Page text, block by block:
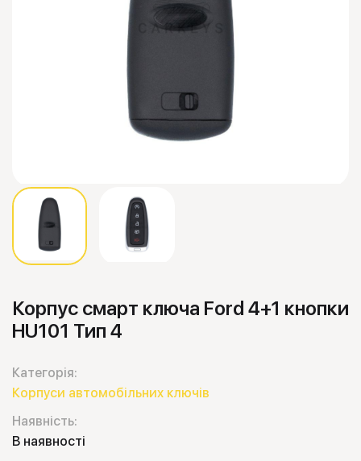
Корпус смарт ключа Ford 4+1 кнопки
HU101 Тип 4
Категорія:
Корпуси автомобільних ключів
Наявність:
В наявності